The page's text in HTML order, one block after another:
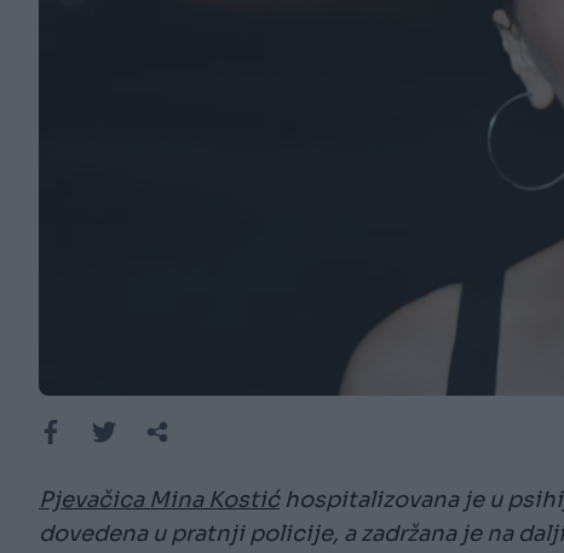
Pjevačica Mina Kostićhospitalizovana je u
dovedena u pratnji policije, a zadržana je na